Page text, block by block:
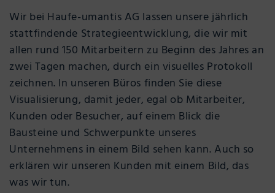
Wir bei Haufe-umantis AG lassen unsere jährlich
stattfindende Strategieentwicklung, die wir mit
allen rund 150 Mitarbeitern zu Beginn des Jahres an
zwei Tagen machen, durch ein visuelles Protokoll
zeichnen. In unseren Büros finden Sie diese
Visualisierung, damit jeder, egal ob Mitarbeiter,
Kunden oder Besucher, auf einem Blick die
Bausteine und Schwerpunkte unseres
Unternehmens in einem Bild sehen kann. Auch so
erklären wir unseren Kunden mit einem Bild, das
was wir tun.